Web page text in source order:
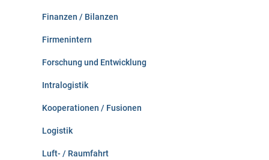
Finanzen / Bilanzen
Firmenintern
Forschung und Entwicklung
Intralogistik
Kooperationen / Fusionen
Logistik
Luft- / Raumfahrt